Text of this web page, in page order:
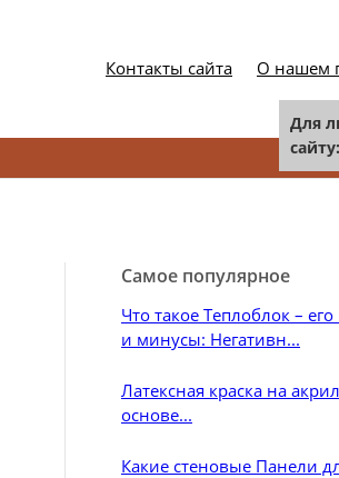
Контакты сайта О нашем
Самое популярное
Что такое Теплоблок –
и минусы: Негативн...
Латексная краска на
основе...
Какие стеновые Панели
Для